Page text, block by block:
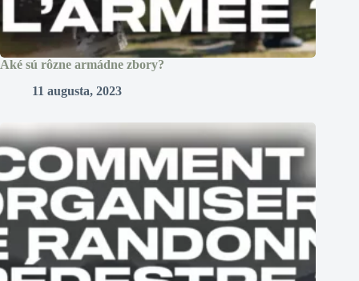
Aké sú rôzne armádne zbory?
11 augusta, 2023